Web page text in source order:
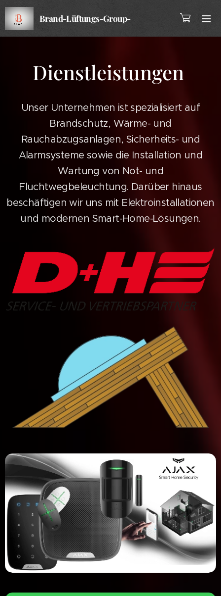
Brand-Lüftungs-Group-
Dienstleistungen
Unser Unternehmen ist spezialisiert auf
Brandschutz, Wärme- und
Rauchabzugsanlagen, Sicherheits- und
Alarmsysteme sowie die Installation und
Wartung von Not- und
Fluchtwegbeleuchtung. Darüber hinaus
beschäftigen wir uns mit Elektroinstallationen
und modernen Smart-Home-Lösungen.